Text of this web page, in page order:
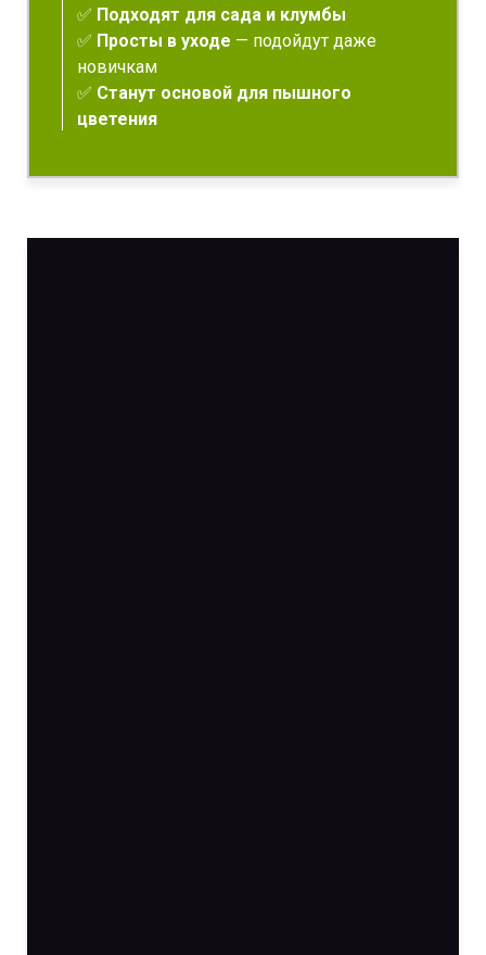
✅ Подходят для сада и клумбы
✅ Просты в уходе — подойдут даже
новичкам
✅ Станут основой для пышного
цветения